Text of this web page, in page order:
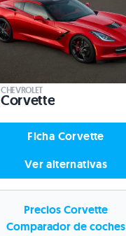
CHEVROLET
Corvette
Ficha Corvette
Ver alternativas
Precios Corvette
Comparador de coches